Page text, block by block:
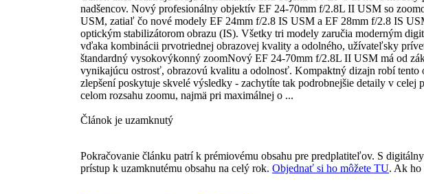
nadšencov. Nový profesionálny objektív EF 24-70mm f/2.8L II USM so
USM, zatiaľ čo nové modely EF 24mm f/2.8 IS USM a EF 28mm f/2.8 IS
optickým stabilizátorom obrazu (IS). Všetky tri modely zaručia moderným
vďaka kombinácii prvotriednej obrazovej kvality a odolného, užívateľsky
štandardný vysokovýkonný zoomNový EF 24-70mm f/2.8L II USM má od
vynikajúcu ostrosť, obrazovú kvalitu a odolnosť. Kompaktný dizajn robí tento
zlepšení poskytuje skvelé výsledky - zachytíte tak podrobnejšie detaily v celej
celom rozsahu zoomu, najmä pri maximálnej o ...
Článok je uzamknutý
Pokračovanie článku patrí k prémiovému obsahu pre predplatiteľov. S
prístup k uzamknutému obsahu na celý rok. Objednať si ho môžete TU. Ak ho